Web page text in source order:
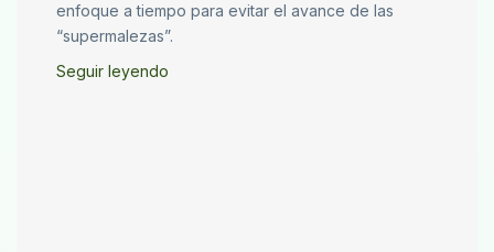
enfoque a tiempo para evitar el avance de las
“supermalezas”.
Seguir leyendo